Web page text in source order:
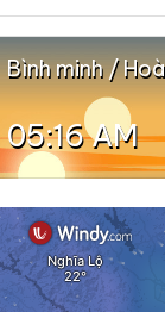
Bình minh /
05:16 AM